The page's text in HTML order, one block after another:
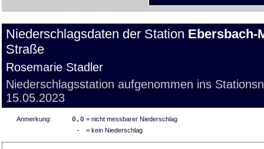
Niederschlagsdaten der Station Ebersbach-
Straße
Rosemarie Stadler
Niederschlagsstation aufgenommen ins
15.05.2023
Anmerkung: 0,0 = nicht messbarer Niederschlag
- = kein Niederschlag